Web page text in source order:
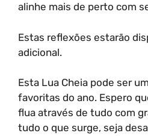
alinhe mais de perto com
Estas reflexões estarão
adicional.
Esta Lua Cheia pode ser
favoritas do ano. Espero
flua através de tudo com
tudo o que surge, seja